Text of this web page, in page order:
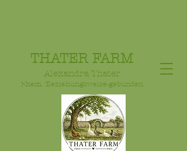
THATER FARM
Alexandra Thater
Ehem. Beziehungsweise-gebunden